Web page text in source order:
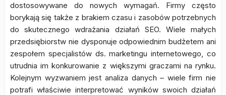
dostosowywane do nowych wymagań. Firmy często
borykają się także z brakiem czasu i zasobów potrzebnych
do skutecznego wdrażania działań SEO. Wiele małych
przedsiębiorstw nie dysponuje odpowiednim budżetem ani
zespołem specjalistów ds. marketingu internetowego, co
utrudnia im konkurowanie z większymi graczami na rynku.
Kolejnym wyzwaniem jest analiza danych – wiele firm nie
potrafi właściwie interpretować wyników swoich działań